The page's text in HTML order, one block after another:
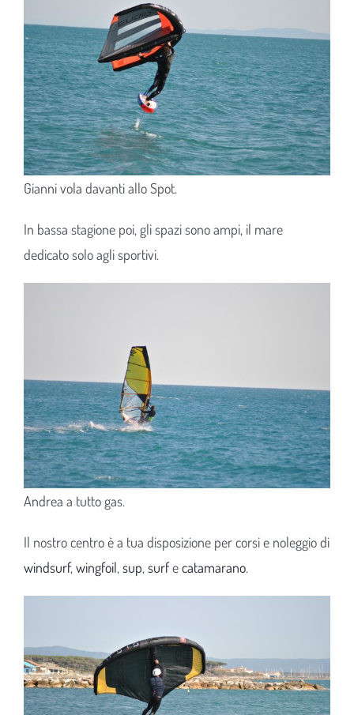
Gianni vola davanti allo Spot.
In bassa stagione poi, gli spazi sono ampi, il mare
dedicato solo agli sportivi.
Andrea a tutto gas.
Il nostro centro è a tua disposizione per corsi e noleggio di
windsurf, wingfoil, sup, surfecatamarano.